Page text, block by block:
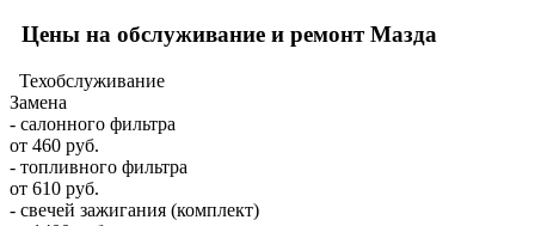
Цены на обслуживание и ремонт Мазда
Техобслуживание
Замена
- салонного фильтра
от 460 руб.
- топливного фильтра
от 610 руб.
- свечей зажигания (комплект)